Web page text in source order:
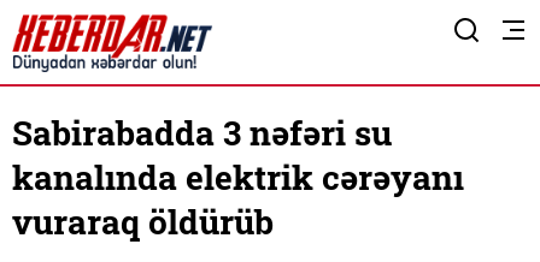
Sabirabadda 3 nəfəri su
kanalında elektrik cərəyanı
vuraraq öldürüb